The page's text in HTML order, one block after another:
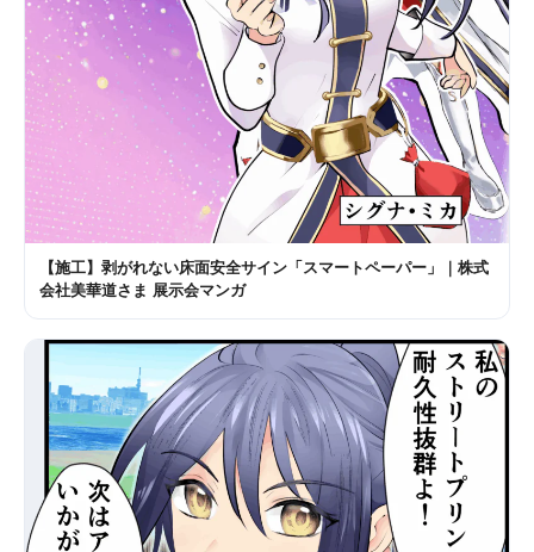
【施工】剥がれない床面安全サイン「スマートペーパー」｜株式
会社美華道さま 展示会マンガ